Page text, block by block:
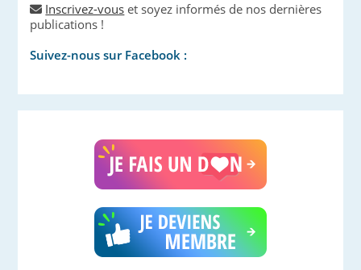
Inscrivez-vous et soyez informés de nos dernières
publications !
Suivez-nous sur Facebook :